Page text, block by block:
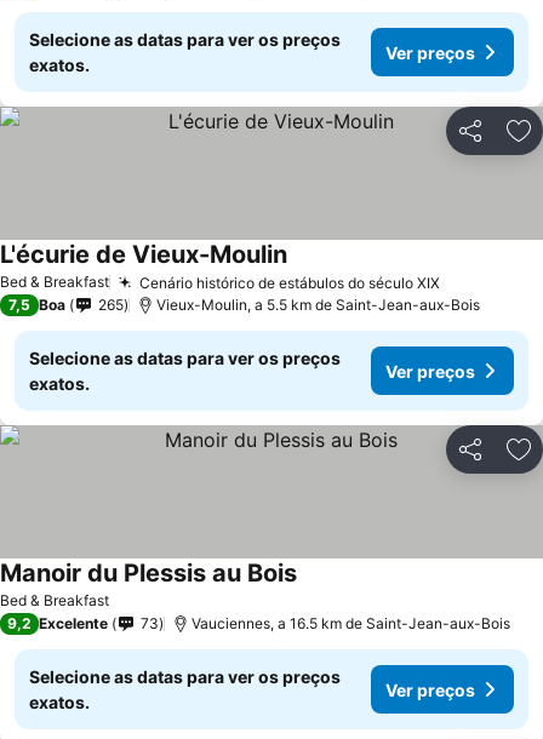
Selecione as datas para ver os preços
exatos.
Ver preços
Partilhar
Bed & Breakfast Cenário histórico de estábulos do século XIXVer preços
L'écurie de Vieux-MoulinVer preços
7,5 Boa 265 Vieux-Moulin, a 5.5 km de Saint-Jean-aux-Bois
Selecione as datas para ver os preços
exatos.
Ver preços
Partilhar
Bed & Breakfast
Manoir du Plessis au BoisVer preços
9,2 Excelente 73 Vauciennes, a 16.5 km de Saint-Jean-aux-Bois
Selecione as datas para ver os preços
exatos.
Ver preços